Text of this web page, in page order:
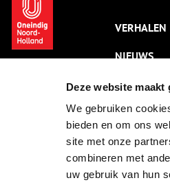
Deze website
We gebruiken
bieden en om ons
site met onze
combineren met
uw gebruik van hun
VERHALEN
NIEUWS
KALENDER
THEMA’S
VIDEO’S